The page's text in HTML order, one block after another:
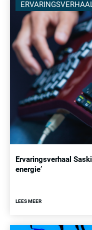
Ervaringsverhaal
energie’
LEES MEER